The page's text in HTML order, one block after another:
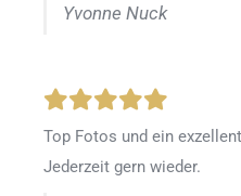
Yvonne Nuck
Top Fotos und ein
Jederzeit gern wieder.